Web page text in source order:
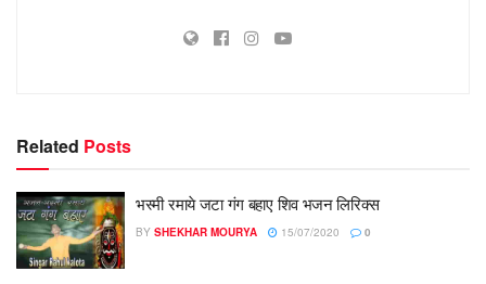
Related Posts
भस्मी रमाये जटा गंग बहाए शिव भजन लिरिक्स
BY SHEKHAR MOURYA 15/07/2020 0